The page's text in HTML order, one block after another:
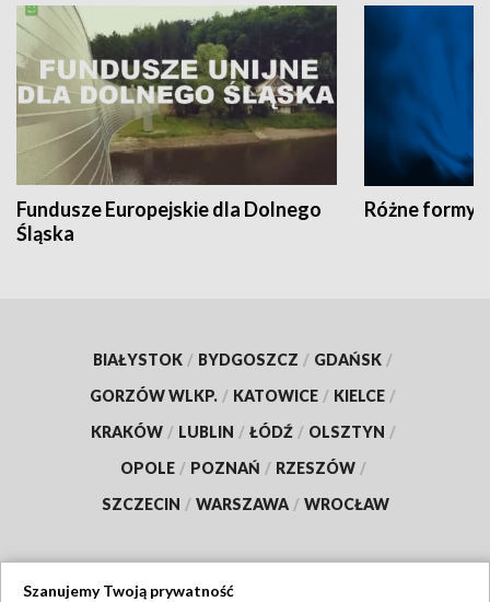
Fundusze Europejskie dla Dolnego
Śląska
Różne formy
BIAŁYSTOK / BYDGOSZCZ / GDAŃSK /
GORZÓW WLKP. / KATOWICE / KIELCE /
KRAKÓW / LUBLIN / ŁÓDŹ / OLSZTYN /
OPOLE / POZNAŃ / RZESZÓW /
SZCZECIN / WARSZAWA / WROCŁAW
Szanujemy Twoją prywatność